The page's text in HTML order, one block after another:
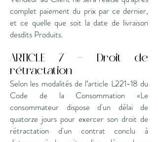
complet paiement du prix par ce dernier,
et ce quelle que soit la date de livraison
desdits Produits.
ARTICLE 7 - Droit de
rétractation
Selon les modalités de l’article L221-18 du
Code de la Consommation «Le
consommateur dispose d'un délai de
quatorze jours pour exercer son droit de
rétractation d'un contrat conclu à